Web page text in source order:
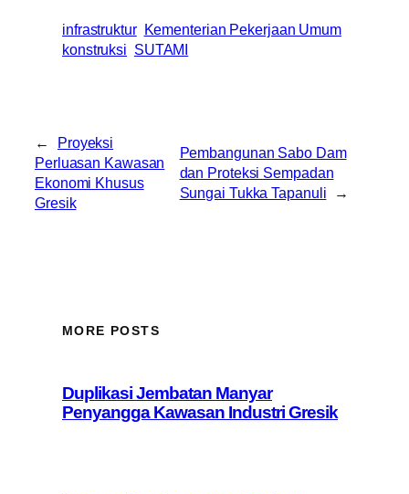
infrastruktur Kementerian Pekerjaan Umum
konstruksi SUTAMI
←
Proyeksi
Perluasan Kawasan
Ekonomi Khusus
Gresik
Pembangunan Sabo Dam
dan Proteksi Sempadan
Sungai Tukka Tapanuli
→
MORE POSTS
Duplikasi Jembatan Manyar
Penyangga Kawasan Industri Gresik